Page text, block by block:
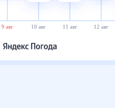
9 авг 10 авг 11 авг 12 авг